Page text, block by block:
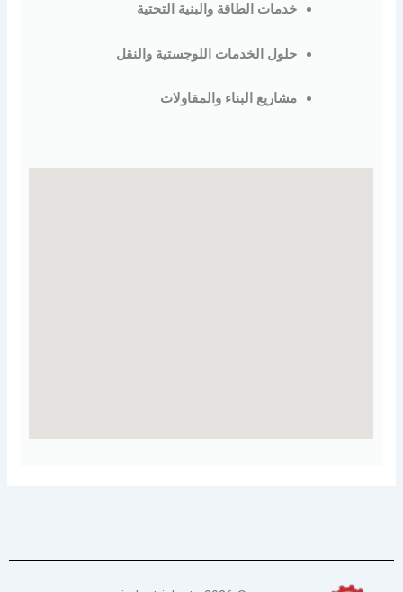
خدمات الطاقة والبنية التحتية
حلول الخدمات اللوجستية والنقل
مشاريع البناء والمقاولات